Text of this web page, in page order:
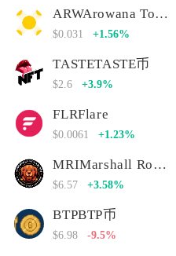
ARWArowana Token
$0.031 +1.56%
TASTETASTE币
$2.6 +3.9%
FLRFlare
$0.0061 +1.23%
MRIMarshall Rogan Inu
$6.57 +3.58%
BTPBTP币
$6.98 -9.5%